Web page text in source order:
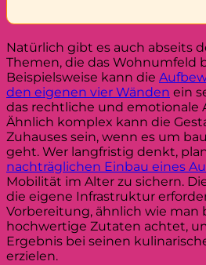
Natürlich gibt es auch abseits
Themen, die das Wohnumfeld
Beispielsweise kann die
den eigenen vier Wänden ein
das rechtliche und emotionale
Ähnlich komplex kann die
Zuhauses sein, wenn es um
geht. Wer langfristig denkt,
nachträglichen Einbau eines
Mobilität im Alter zu sichern.
die eigene Infrastruktur
Vorbereitung, ähnlich wie man
hochwertige Zutaten achtet,
Ergebnis bei seinen
erzielen.